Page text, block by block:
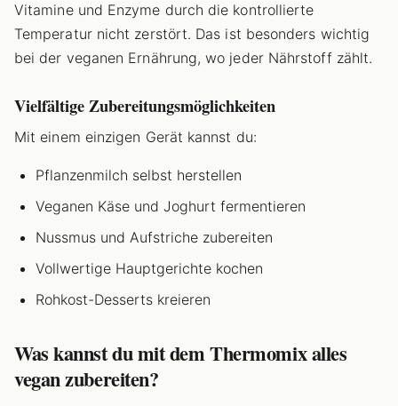
Vitamine und Enzyme durch die kontrollierte
Temperatur nicht zerstört. Das ist besonders wichtig
bei der veganen Ernährung, wo jeder Nährstoff zählt.
Vielfältige Zubereitungsmöglichkeiten
Mit einem einzigen Gerät kannst du:
Pflanzenmilch selbst herstellen
Veganen Käse und Joghurt fermentieren
Nussmus und Aufstriche zubereiten
Vollwertige Hauptgerichte kochen
Rohkost-Desserts kreieren
Was kannst du mit dem Thermomix alles
vegan zubereiten?